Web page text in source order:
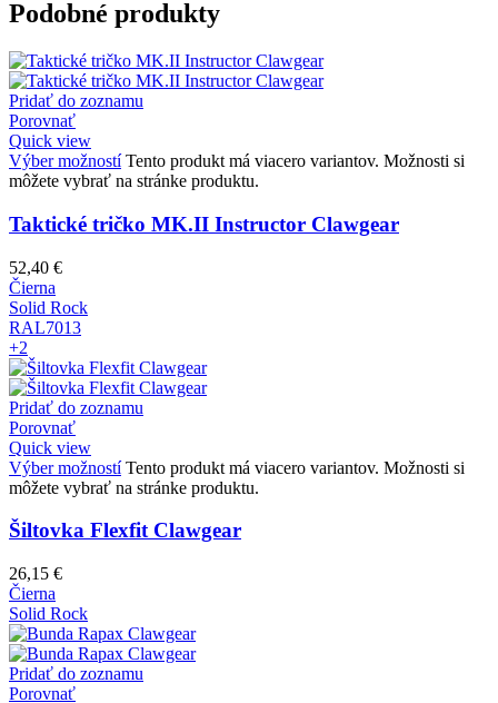
Podobné produkty
Pridať do zoznamu
Porovnať
Quick view
Výber možností Tento produkt má viacero variantov. Možnosti si
môžete vybrať na stránke produktu.
Taktické tričko MK.II Instructor Clawgear
52,40 €
Čierna
Solid Rock
RAL7013
+2
Pridať do zoznamu
Porovnať
Quick view
Výber možností Tento produkt má viacero variantov. Možnosti si
môžete vybrať na stránke produktu.
Šiltovka Flexfit Clawgear
26,15 €
Čierna
Solid Rock
Pridať do zoznamu
Porovnať